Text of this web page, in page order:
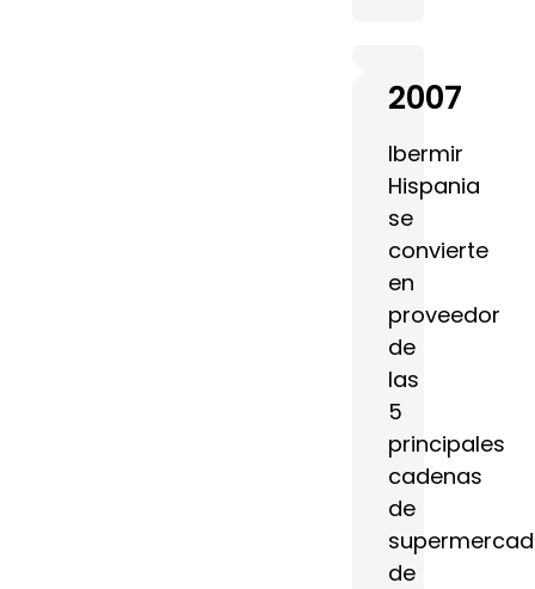
2007
Ibermir
Hispania
se
convierte
en
proveedor
de
las
5
principales
cadenas
de
de